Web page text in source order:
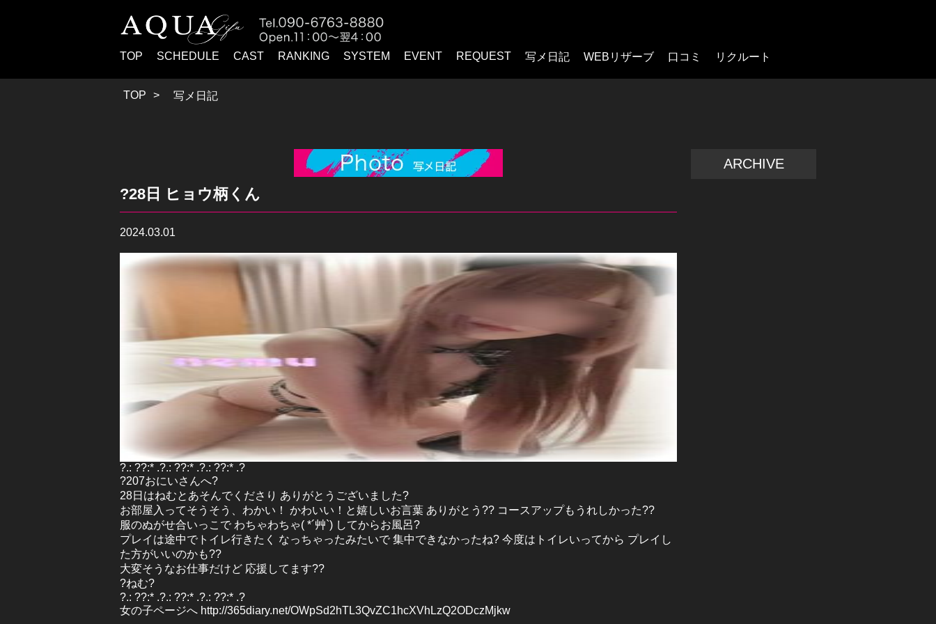
TOP SCHEDULE CAST RANKING SYSTEM EVENT REQUEST 写メ日記 WEBリザーブ 口コミ リクルート
TOP 写メ日記
?28日 ヒョウ柄くん
2024.03.01
?.: ??:* .?.: ??:* .?.: ??:* .?
?207おにいさんへ?
28日はねむとあそんでくださり ありがとうございました?
お部屋入ってそうそう、わかい！ かわいい！と嬉しいお言葉 ありがとう?? コースアップもうれしかった??
服のぬがせ合いっこで わちゃわちゃ( *´艸`) してからお風呂?
プレイは途中でトイレ行きたく なっちゃったみたいで 集中できなかったね? 今度はトイレいってから プレイし
た方がいいのかも??
大変そうなお仕事だけど 応援してます??
?ねむ?
?.: ??:* .?.: ??:* .?.: ??:* .?
女の子ページへ http://365diary.net/OWpSd2hTL3QvZC1hcXVhLzQ2ODczMjkw
ARCHIVE